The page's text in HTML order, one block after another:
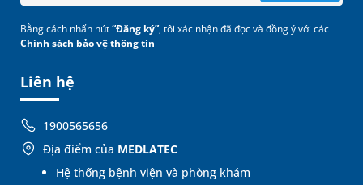
Liên hệ
1900565656
Địa điểm của MEDLATEC
Hệ thống bệnh viện và phòng khám
Bằng cách nhấn nút“Đăng ký”, tôi xác nhận đã đọc và đồng ý với các
Chính sách bảo vệ thông tin